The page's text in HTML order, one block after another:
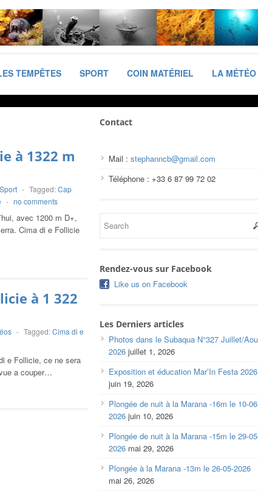
TEMPÊTES SPORT COIN MATÉRIEL LA MÉTÉO
à 1322 m
Sport - Tagged:Cap
- no comments
avec 1200 m D+,
Cima di e Follicie
à 1 322
- Tagged:Cima di e
e Follicie, ce ne sera
a couper…
Contact
Mail : stephanncb@gmail.com
Téléphone : +33 6 87 99 72 02
Rendez-vous sur Facebook
Like us on Facebook
Les Derniers articles
Photos dans le Subaqua N°327 Juillet/
2026 juillet 1, 2026
Exposition et éducation Mar’In Festa 2026
juin 19, 2026
Plongée de nuit à la Marana -16m le 10-
2026 juin 10, 2026
Plongée de nuit à la Marana -15m le 29-
2026 mai 29, 2026
Plongée à la Marana -13m le 26-05-2026
mai 26, 2026